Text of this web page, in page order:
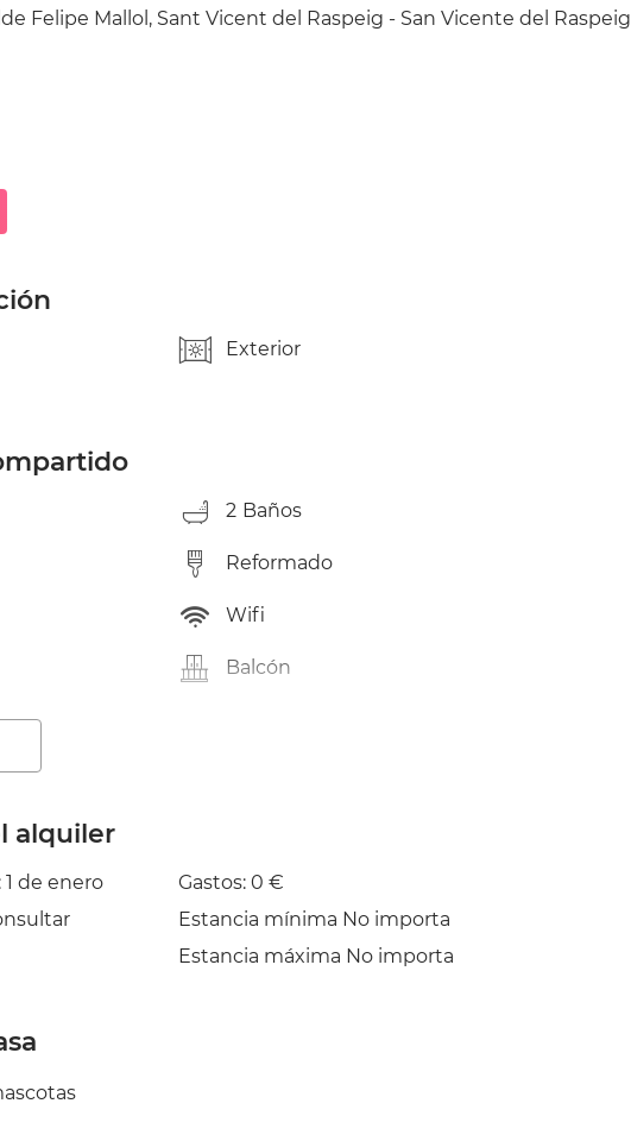
Felipe Mallol, Sant Vicent del Raspeig - San Vicente del Raspeig
Exterior
2 Baños
Reformado
Wifi
Balcón
alquiler
de enero
Gastos: 0 €
Estancia mínima No importa
Estancia máxima No importa